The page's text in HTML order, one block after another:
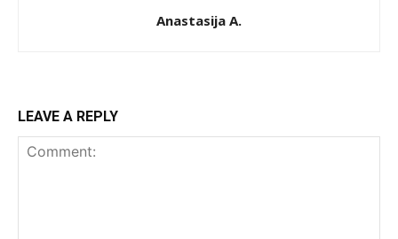
Anastasija A.
LEAVE A REPLY